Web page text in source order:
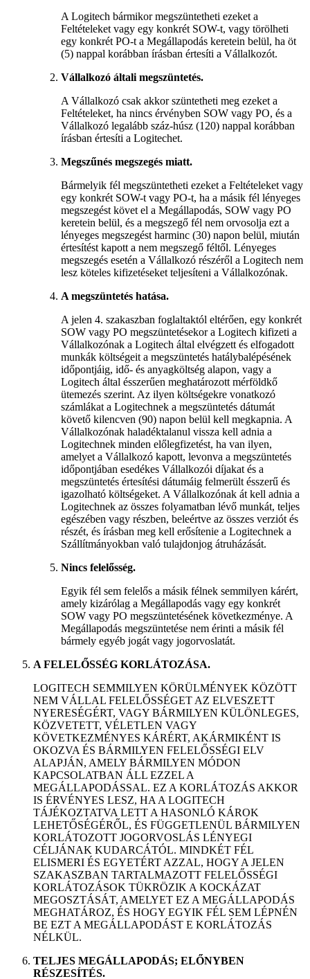
A Logitech bármikor megszüntetheti ezeket a
Feltételeket vagy egy konkrét SOW-t, vagy törölheti
egy konkrét PO-t a Megállapodás keretein belül, ha öt
(5) nappal korábban írásban értesíti a Vállalkozót.
Vállalkozó általi megszüntetés.
A Vállalkozó csak akkor szüntetheti meg ezeket a
Feltételeket, ha nincs érvényben SOW vagy PO, és a
Vállalkozó legalább száz-húsz (120) nappal korábban
írásban értesíti a Logitechet.
Megszűnés megszegés miatt.
Bármelyik fél megszüntetheti ezeket a Feltételeket vagy
egy konkrét SOW-t vagy PO-t, ha a másik fél lényeges
megszegést követ el a Megállapodás, SOW vagy PO
keretein belül, és a megszegő fél nem orvosolja ezt a
lényeges megszegést harminc (30) napon belül, miután
értesítést kapott a nem megszegő féltől. Lényeges
megszegés esetén a Vállalkozó részéről a Logitech nem
lesz köteles kifizetéseket teljesíteni a Vállalkozónak.
A megszüntetés hatása.
A jelen 4. szakaszban foglaltaktól eltérően, egy konkrét
SOW vagy PO megszüntetésekor a Logitech kifizeti a
Vállalkozónak a Logitech által elvégzett és elfogadott
munkák költségeit a megszüntetés hatálybalépésének
időpontjáig, idő- és anyagköltség alapon, vagy a
Logitech által ésszerűen meghatározott mérföldkő
ütemezés szerint. Az ilyen költségekre vonatkozó
számlákat a Logitechnek a megszüntetés dátumát
követő kilencven (90) napon belül kell megkapnia. A
Vállalkozónak haladéktalanul vissza kell adnia a
Logitechnek minden előlegfizetést, ha van ilyen,
amelyet a Vállalkozó kapott, levonva a megszüntetés
időpontjában esedékes Vállalkozói díjakat és a
megszüntetés értesítési dátumáig felmerült ésszerű és
igazolható költségeket. A Vállalkozónak át kell adnia a
Logitechnek az összes folyamatban lévő munkát, teljes
egészében vagy részben, beleértve az összes verziót és
részét, és írásban meg kell erősítenie a Logitechnek a
Szállítmányokban való tulajdonjog átruházását.
Nincs felelősség.
Egyik fél sem felelős a másik félnek semmilyen kárért,
amely kizárólag a Megállapodás vagy egy konkrét
SOW vagy PO megszüntetésének következménye. A
Megállapodás megszüntetése nem érinti a másik fél
bármely egyéb jogát vagy jogorvoslatát.
A FELELŐSSÉG KORLÁTOZÁSA.
LOGITECH SEMMILYEN KÖRÜLMÉNYEK KÖZÖTT
NEM VÁLLAL FELELŐSSÉGET AZ ELVESZETT
NYERESÉGÉRT, VAGY BÁRMILYEN KÜLÖNLEGES,
KÖZVETETT, VÉLETLEN VAGY
KÖVETKEZMÉNYES KÁRÉRT, AKÁRMIKÉNT IS
OKOZVA ÉS BÁRMILYEN FELELŐSSÉGI ELV
ALAPJÁN, AMELY BÁRMILYEN MÓDON
KAPCSOLATBAN ÁLL EZZEL A
MEGÁLLAPODÁSSAL. EZ A KORLÁTOZÁS AKKOR
IS ÉRVÉNYES LESZ, HA A LOGITECH
TÁJÉKOZTATVA LETT A HASONLÓ KÁROK
LEHETŐSÉGÉRŐL, ÉS FÜGGETLENÜL BÁRMILYEN
KORLÁTOZOTT JOGORVOSLÁS LÉNYEGI
CÉLJÁNAK KUDARCÁTÓL. MINDKÉT FÉL
ELISMERI ÉS EGYETÉRT AZZAL, HOGY A JELEN
SZAKASZBAN TARTALMAZOTT FELELŐSSÉGI
KORLÁTOZÁSOK TÜKRÖZIK A KOCKÁZAT
MEGOSZTÁSÁT, AMELYET EZ A MEGÁLLAPODÁS
MEGHATÁROZ, ÉS HOGY EGYIK FÉL SEM LÉPNÉN
BE EZT A MEGÁLLAPODÁST E KORLÁTOZÁS
NÉLKÜL.
TELJES MEGÁLLAPODÁS; ELŐNYBEN
RÉSZESÍTÉS.